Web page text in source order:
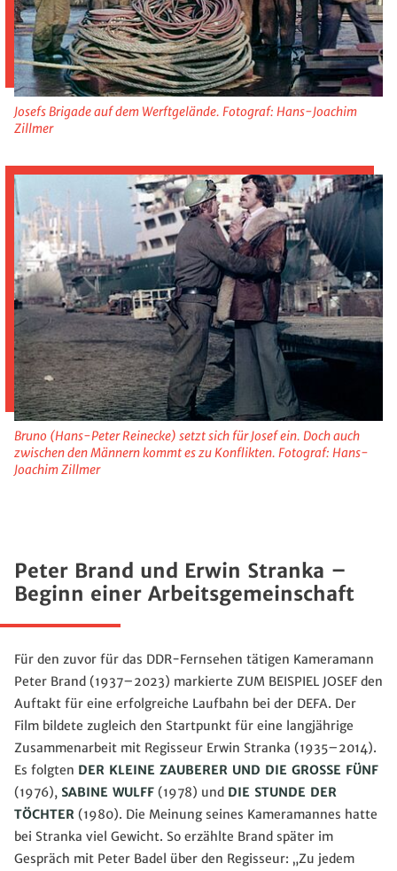
Josefs Brigade auf dem Werftgelände. Fotograf: Hans-Joachim
Zillmer
Bruno (Hans-Peter Reinecke) setzt sich für Josef ein. Doch auch
zwischen den Männern kommt es zu Konflikten. Fotograf: Hans-
Joachim Zillmer
Peter Brand und Erwin Stranka –
Beginn einer Arbeitsgemeinschaft
Für den zuvor für das DDR-Fernsehen tätigen Kameramann
Peter Brand (1937–2023) markierte ZUM BEISPIEL JOSEF den
Auftakt für eine erfolgreiche Laufbahn bei der DEFA. Der
Film bildete zugleich den Startpunkt für eine langjährige
Zusammenarbeit mit Regisseur Erwin Stranka (1935–2014).
Es folgten DER KLEINE ZAUBERER UND DIE GROSSE FÜNF
(1976), SABINE WULFF (1978) und DIE STUNDE DER
TÖCHTER (1980). Die Meinung seines Kameramannes hatte
bei Stranka viel Gewicht. So erzählte Brand später im
Gespräch mit Peter Badel über den Regisseur: „Zu jedem